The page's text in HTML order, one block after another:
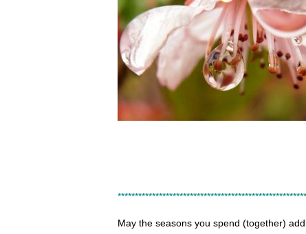
May the seasons you spend (together)